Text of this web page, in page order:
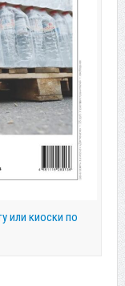
или киоски по